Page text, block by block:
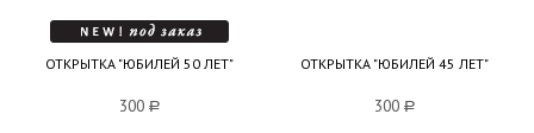
ОТКРЫТКА "ЮБИЛЕЙ 50 ЛЕТ"
300 a
ОТКРЫТКА "ЮБИЛЕЙ 45 ЛЕТ"
300 a